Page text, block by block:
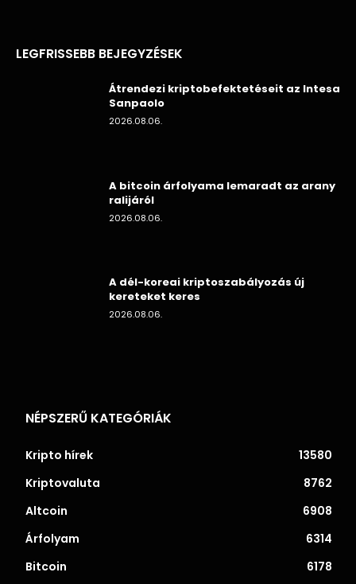
LEGFRISSEBB BEJEGYZÉSEK
Átrendezi kriptobefektetéseit az Intesa
Sanpaolo
2026.08.06.
A bitcoin árfolyama lemaradt az arany
ralijáról
2026.08.06.
A dél-koreai kriptoszabályozás új
kereteket keres
2026.08.06.
NÉPSZERŰ KATEGÓRIÁK
Kripto hírek
13580
Kriptovaluta
8762
Altcoin
6908
Árfolyam
6314
Bitcoin
6178